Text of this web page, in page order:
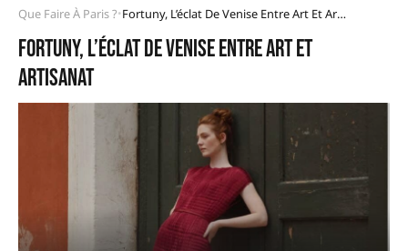
Que Faire À Paris ?• Fortuny, L’éclat De Venise Entre Art Et Artisanat
Fortuny, l’éclat de Venise entre art et
artisanat